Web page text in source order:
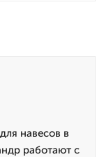
навесов в
работают с